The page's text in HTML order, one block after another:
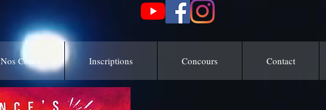
Nos Cours Inscriptions Concours Contact